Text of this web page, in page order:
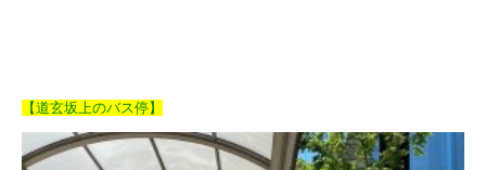
【道玄坂上のバス停】